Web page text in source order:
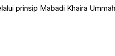
prinsip Mabadi Khaira